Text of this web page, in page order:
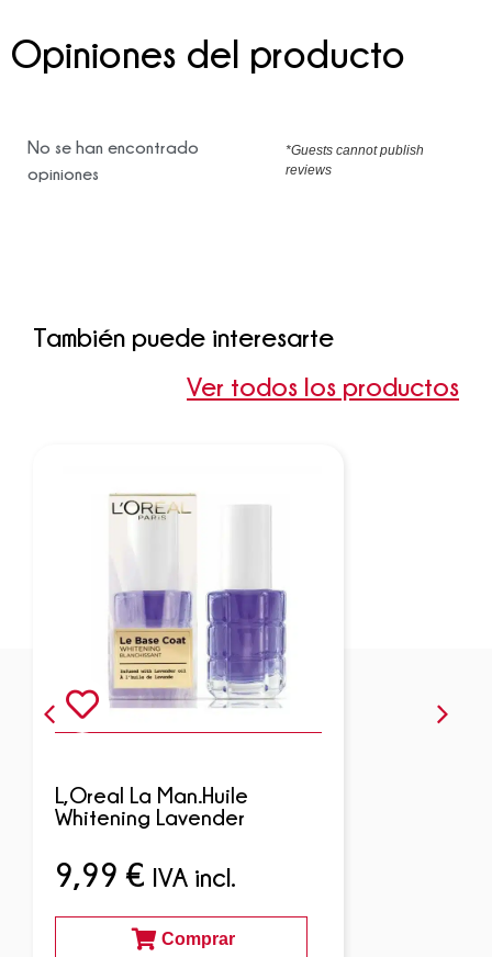
Opiniones del producto
No se han encontrado
opiniones
*Guests cannot publish
reviews
También puede interesarte
Ver todos los productos
L,Oreal La Man.Huile
Whitening Lavender
9,99€ IVA incl.
Comprar